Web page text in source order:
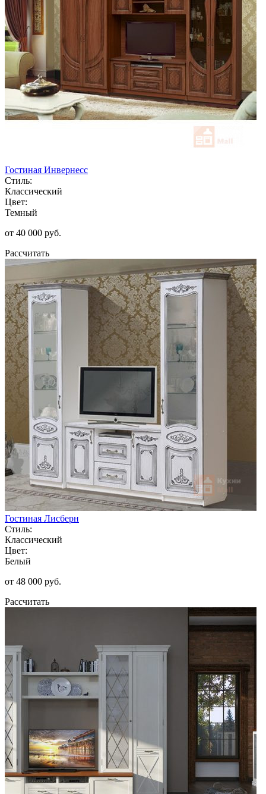
Гостиная Инвернесс
Стиль:
Классический
Цвет:
Темный
от 40 000 руб.
Рассчитать
Гостиная Лисберн
Стиль:
Классический
Цвет:
Белый
от 48 000 руб.
Рассчитать